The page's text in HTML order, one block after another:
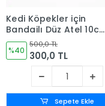
Kedi Köpekler için
Bandajlı Düz Atel 10cm
(No:3)
%40
500,0 TL
300,0 TL
Sepete Ekle